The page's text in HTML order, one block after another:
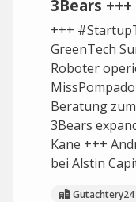
3Bears
+++
GreenTech
Roboter
Beratung
3Bears
Kane +++
bei Alstin
Gutachtery24